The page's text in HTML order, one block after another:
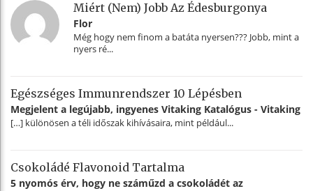
Miért (nem) Jobb Az Édesburgonya
Flor
Még hogy nem finom a batáta nyersen??? Jobb, mint a
nyers ré...
Egészséges Immunrendszer 10 Lépésben
Megjelent a legújabb, ingyenes Vitaking Katalógus - Vitaking
[…] különösen a téli időszak kihívásaira, mint például...
Csokoládé Flavonoid Tartalma
5 nyomós érv, hogy ne száműzd a csokoládét az